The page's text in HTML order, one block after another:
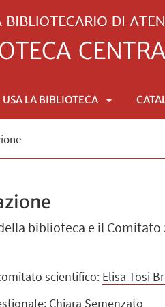
USA LA BIBLIOTECA
biblioteca e il
scientifico: Elisa Tosi
: Chiara Semenzato